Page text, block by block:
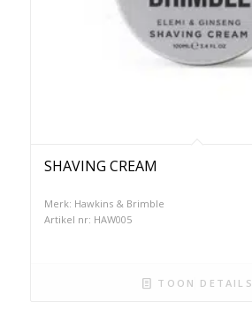
SHAVING CREAM
Merk: Hawkins & Brimble
Artikel nr: HAW005
TOON DETAILS